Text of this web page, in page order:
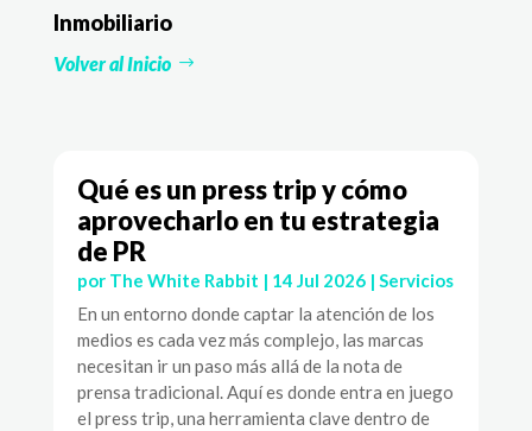
Inmobiliario
Volver al Inicio
Qué es un press trip y cómo
aprovecharlo en tu estrategia
de PR
por The White Rabbit | 14 Jul 2026| Servicios
En un entorno donde captar la atención de los
medios es cada vez más complejo, las marcas
necesitan ir un paso más allá de la nota de
prensa tradicional. Aquí es donde entra en juego
el press trip, una herramienta clave dentro de